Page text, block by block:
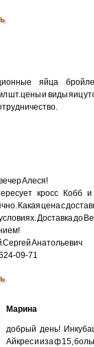
яйца
шт.цены и виды яиц
Алеся!
кросс Кобб
Какая цена с
Доставка до
Сергей Анатольевич
09-71
Марина
добрый день!
Айкрес и иза ф 15,